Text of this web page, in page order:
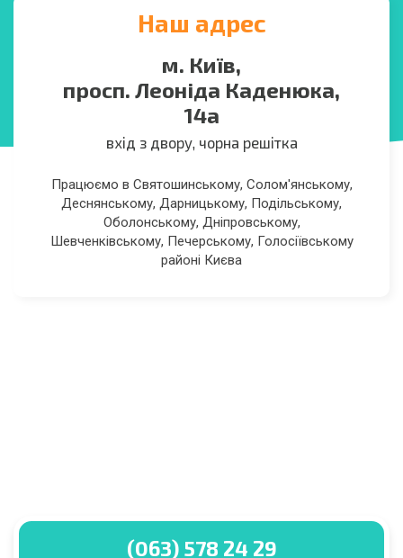
Наш адрес
м. Київ,
просп. Леоніда Каденюка,
14а
вхід з двору, чорна решітка
Працюємо в Святошинському, Солом'янському,
Деснянському, Дарницькому, Подільському,
Оболонському, Дніпровському,
Шевченківському, Печерському, Голосіївському
районі Києва
(063) 578 24 29